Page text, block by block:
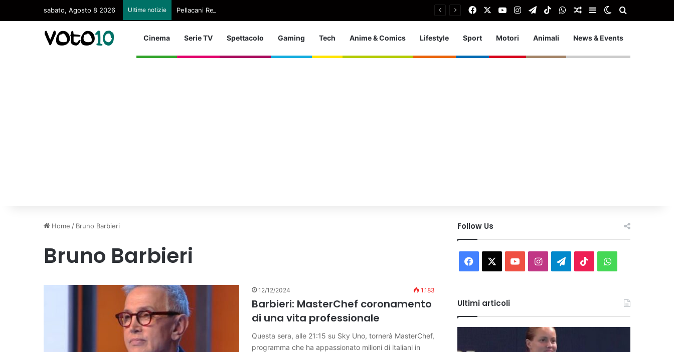
sabato, Agosto 8 2026 Ultime notizie Pellacani Regina d’Europa dei tuffi: a Parigi 5 ori per l’azzurra FacebookYou TubeInstagram
TelegramTikTokWhatsApp
Articolo Random
Barra laterale
Cambia aspetto
Cinema Serie TV Spettacolo Gaming Tech Anime & Comics Lifestyle Sport Motori Animali News & Events
Home / Bruno Barbieri
Bruno Barbieri
12/12/2024 1.183
Barbieri: MasterChef coronamento
di una vita professionale
Questa sera, alle 21:15 su Sky Uno, tornerà MasterChef,
programma che ha appassionato milioni di italiani in
Follow Us
Facebook You InstagramTelegram
TikTokWhatsApp
Ultimi articoli